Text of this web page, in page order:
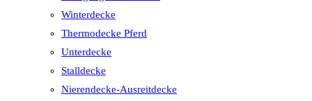
Winterdecke
Thermodecke Pferd
Unterdecke
Stalldecke
Nierendecke-Ausreitdecke